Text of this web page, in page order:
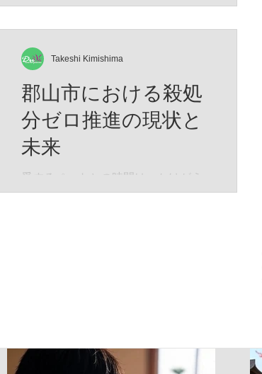
されています。しかし、この唯一無
ン」なのです。 特徴的な四角い顔
ん。 高原の激しい嵐や、骨を刺すよ
うな寒さから頭部を守るため、彼ら
の頭部は極厚の冬毛で覆われていま
す。さらに、強烈な紫外線と吹きす
はこの寡黙な表情のまま、荒野のス
began to flow again
い。 想い続けた時間もまた、 かけが
―― あなたと愛猫が夢の中で紡い
ん。
郡山市における殺処
分ゼロ推進の現状と
未来
愛するペットとの時間は、かけがえ
のない宝物です。私たちが大切に育
動物の命を尊重し、無駄な殺処分を
なくすための活動が活発に行われて
Takeshi Kimishima